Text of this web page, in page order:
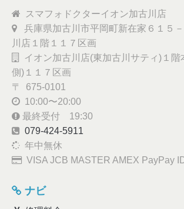
スマフォドクターイオン加古川店
兵庫県加古川市平岡町新在家６１５
川店１階１１７区画
イオン加古川店(東加古川サティ)１階
側)１１７区画
〒 675-0101
10:00〜20:00
最終受付 19:30
079-424-5911
年中無休
VISA JCB MASTER AMEX PayPay
ナビ